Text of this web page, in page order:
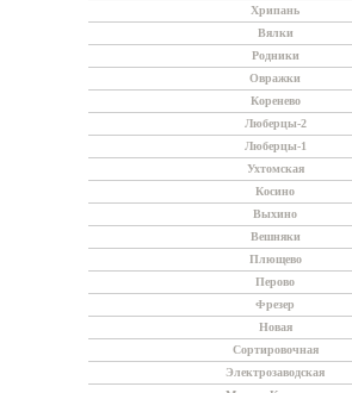
Хрипань
Вялки
Родники
Овражки
Коренево
Люберцы-2
Люберцы-1
Ухтомская
Косино
Выхино
Вешняки
Плющево
Перово
Фрезер
Новая
Сортировочная
Электрозаводская